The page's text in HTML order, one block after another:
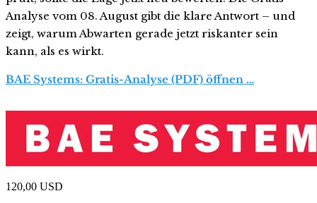
Analyse vom 08. August gibt die klare Antwort – und
zeigt, warum Abwarten gerade jetzt riskanter sein
kann, als es wirkt.
BAE Systems: Gratis-Analyse (PDF) öffnen …
120,00 USD